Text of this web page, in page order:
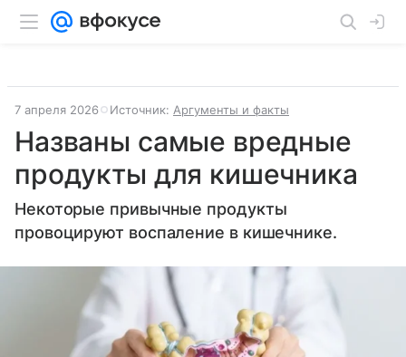
7 апреля 2026 Источник: Аргументы и факты
Названы самые вредные
продукты для кишечника
Некоторые привычные продукты
провоцируют воспаление в кишечнике.